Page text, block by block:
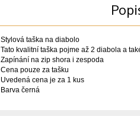
Stylová taška na diabolo
Tato kvalitní taška pojme až 2 diabola a
Zapínání na zip shora i zespoda
Cena pouze za tašku
Uvedená cena je za 1 kus
Barva černá